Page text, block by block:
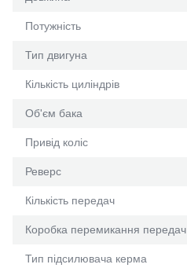
Потужність
Тип двигуна
Кількість циліндрів
Об'єм бака
Привід коліс
Реверс
Кількість передач
Коробка перемикання передач
Тип підсилювача керма